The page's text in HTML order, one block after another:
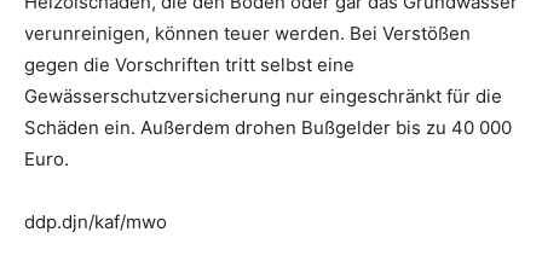
verunreinigen, können teuer werden. Bei Verstößen
gegen die Vorschriften tritt selbst eine
Gewässerschutzversicherung nur eingeschränkt für die
Schäden ein. Außerdem drohen Bußgelder bis zu 40 000
Euro.
ddp.djn/kaf/mwo